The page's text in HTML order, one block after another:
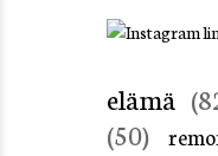
elämä
(50)